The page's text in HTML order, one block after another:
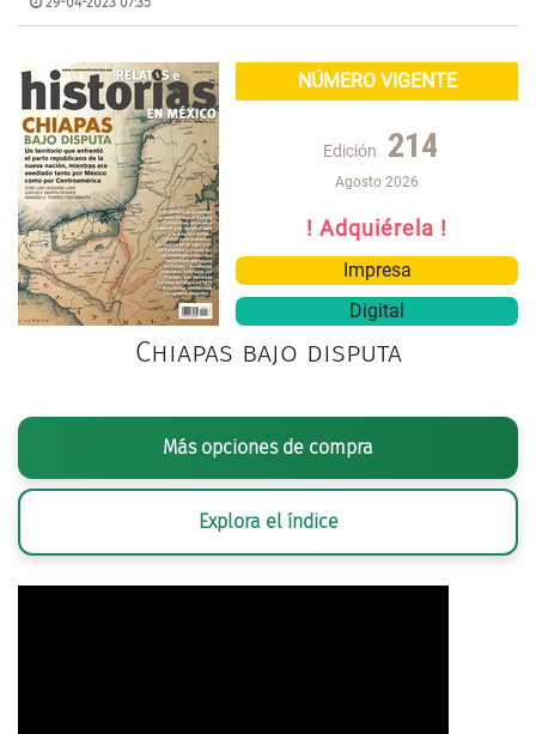
NÚMERO VIGENTE
Edición 214
Agosto 2026
! Adquiérela !
Impresa
Digital
Chiapas bajo disputa
Más opciones de compra
Explora el índice